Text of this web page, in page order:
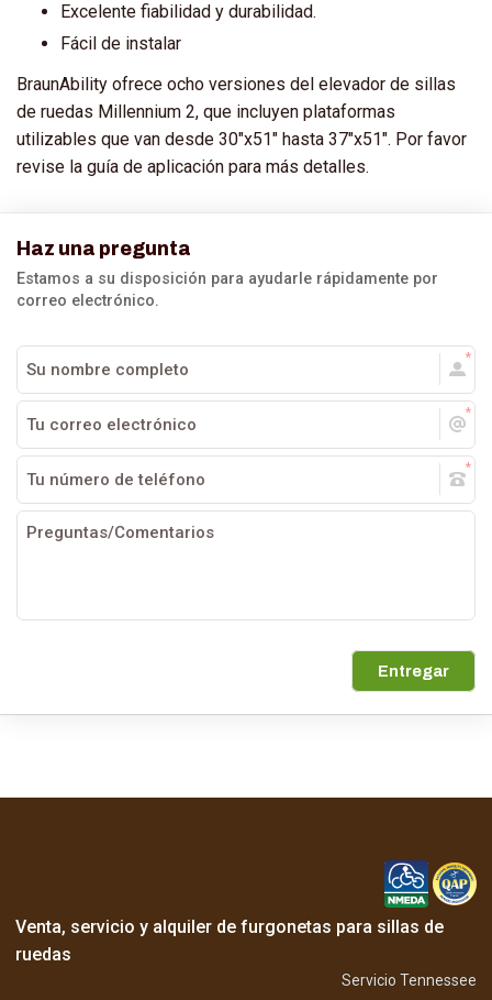
Excelente fiabilidad y durabilidad.
Fácil de instalar
BraunAbility ofrece ocho versiones del elevador de sillas
de ruedas Millennium 2, que incluyen plataformas
utilizables que van desde 30"x51" hasta 37"x51". Por favor
revise la guía de aplicación para más detalles.
Haz una pregunta
Estamos a su disposición para ayudarle rápidamente por
correo electrónico.
Entregar
Venta, servicio y alquiler de furgonetas para sillas de
ruedas
Servicio Tennessee